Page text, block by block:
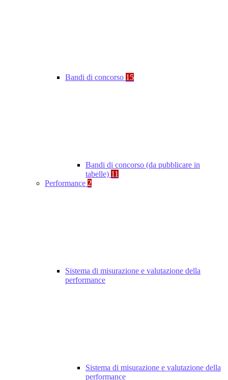
Bandi di concorso 15
Bandi di concorso (da pubblicare in
tabelle) 11
Performance 2
Sistema di misurazione e valutazione della
performance
Sistema di misurazione e valutazione della
performance